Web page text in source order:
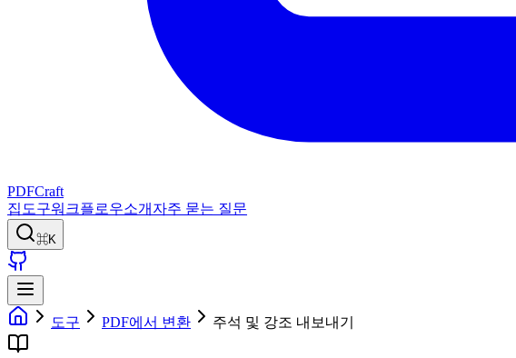
PDFCraft
집 도구워크플로우소개 자주 묻는 질문
⌘K
도구 PDF에서 변환 주석 및 강조 내보내기